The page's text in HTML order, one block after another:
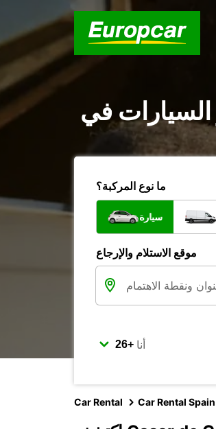
ما نوع المركبة؟
سيارة
موقع الاستلام والإرجاع
أنا
Car Rental Car Rental Spain